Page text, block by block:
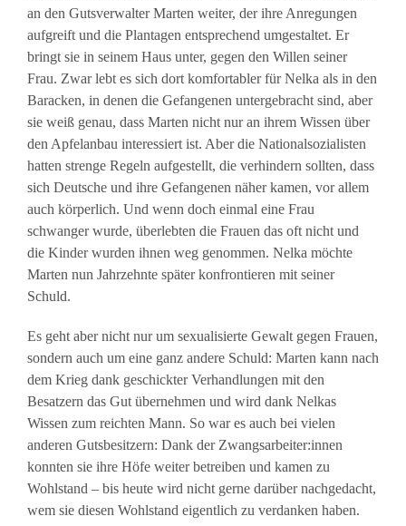
an den Gutsverwalter Marten weiter, der ihre Anregungen
aufgreift und die Plantagen entsprechend umgestaltet. Er
bringt sie in seinem Haus unter, gegen den Willen seiner
Frau. Zwar lebt es sich dort komfortabler für Nelka als in den
Baracken, in denen die Gefangenen untergebracht sind, aber
sie weiß genau, dass Marten nicht nur an ihrem Wissen über
den Apfelanbau interessiert ist. Aber die Nationalsozialisten
hatten strenge Regeln aufgestellt, die verhindern sollten, dass
sich Deutsche und ihre Gefangenen näher kamen, vor allem
auch körperlich. Und wenn doch einmal eine Frau
schwanger wurde, überlebten die Frauen das oft nicht und
die Kinder wurden ihnen weg genommen. Nelka möchte
Marten nun Jahrzehnte später konfrontieren mit seiner
Schuld.
Es geht aber nicht nur um sexualisierte Gewalt gegen Frauen,
sondern auch um eine ganz andere Schuld: Marten kann nach
dem Krieg dank geschickter Verhandlungen mit den
Besatzern das Gut übernehmen und wird dank Nelkas
Wissen zum reichten Mann. So war es auch bei vielen
anderen Gutsbesitzern: Dank der Zwangsarbeiter:innen
konnten sie ihre Höfe weiter betreiben und kamen zu
Wohlstand – bis heute wird nicht gerne darüber nachgedacht,
wem sie diesen Wohlstand eigentlich zu verdanken haben.